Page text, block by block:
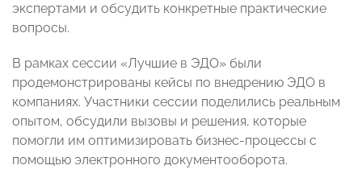
экспертами и обсудить конкретные практические
вопросы.
В рамках сессии «Лучшие в ЭДО» были
продемонстрированы кейсы по внедрению ЭДО в
компаниях. Участники сессии поделились реальным
опытом, обсудили вызовы и решения, которые
помогли им оптимизировать бизнес-процессы с
помощью электронного документооборота.